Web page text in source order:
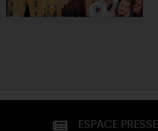
ESPACE PRESSE